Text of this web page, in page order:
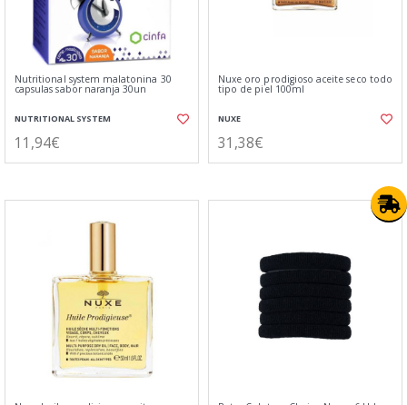
Nutritional system malatonina 30
capsulas sabor naranja 30un
NUTRITIONAL SYSTEM
11,94€
Nuxe oro prodigioso aceite seco todo
tipo de piel 100ml
NUXE
31,38€